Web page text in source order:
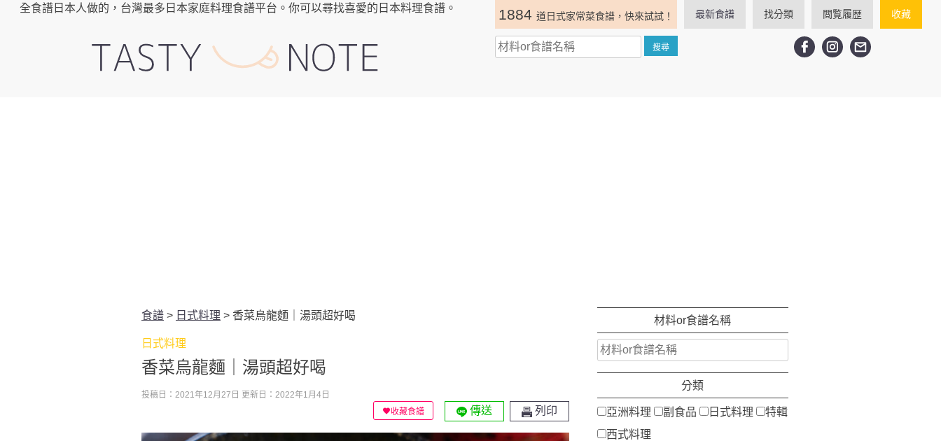
全食譜日本人做的，台灣最多日本家庭料理食譜平台。你可以尋找喜愛的日本料理食譜。 1884 道日式家常菜食譜，快來試試！ 最新食譜 找分類 閲覧履歴 收藏
食譜 > 日式料理 > 香菜烏龍麵｜湯頭超好喝
日式料理
香菜烏龍麵｜湯頭超好喝
投稿日：2021年12月27日 更新日：2022年1月4日
收藏食譜
傳送 列印
材料or食譜名稱
分類
亞洲料理 副食品 日式料理
特輯
西式料理